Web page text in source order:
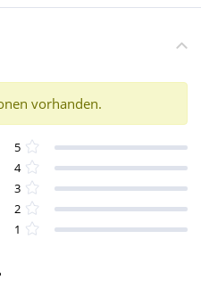
vorhanden.
5
4
3
2
1